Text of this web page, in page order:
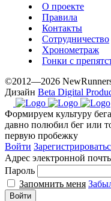
О проекте
Правила
Контакты
Сотрудничество
Хронометраж
Гонки с
©2012—2026
Дизайн Beta Digital
Формируем культуру
давно полюбил бег или
первую пробежку
Войти
Адрес электронной
Пароль
Запомнить меня
Войти